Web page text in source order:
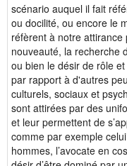
scénario auquel il fait
ou docilité, ou encore le
réfèrent à notre
nouveauté, la recherche
ou bien le désir de rôle
par rapport à d'autres
culturels, sociaux et
sont attirées par des
et leur permettent de
comme par exemple
hommes, l’avocate en